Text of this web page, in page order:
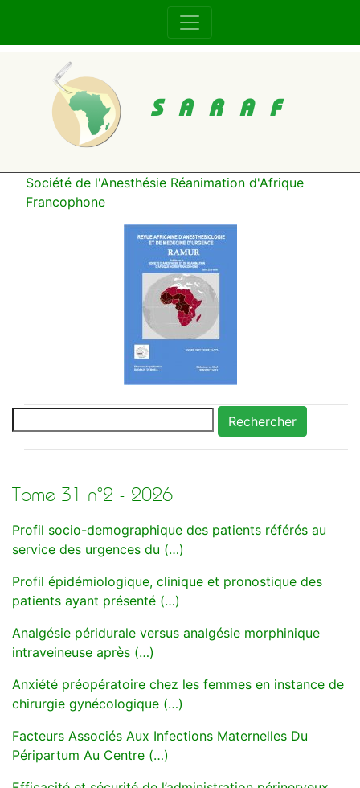
SARAF
Société de l'Anesthésie Réanimation d'Afrique
Francophone
Rechercher
Tome 31 n°2 - 2026
Profil socio-demographique des patients référés au
service des urgences du (…)
Profil épidémiologique, clinique et pronostique des
patients ayant présenté (…)
Analgésie péridurale versus analgésie morphinique
intraveineuse après (…)
Anxiété préopératoire chez les femmes en instance de
chirurgie gynécologique (…)
Facteurs Associés Aux Infections Maternelles Du
Péripartum Au Centre (…)